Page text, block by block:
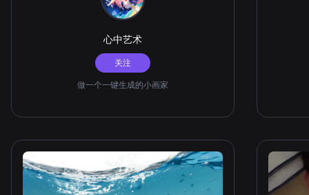
心中艺术
关注
做一个一键生成的小画家